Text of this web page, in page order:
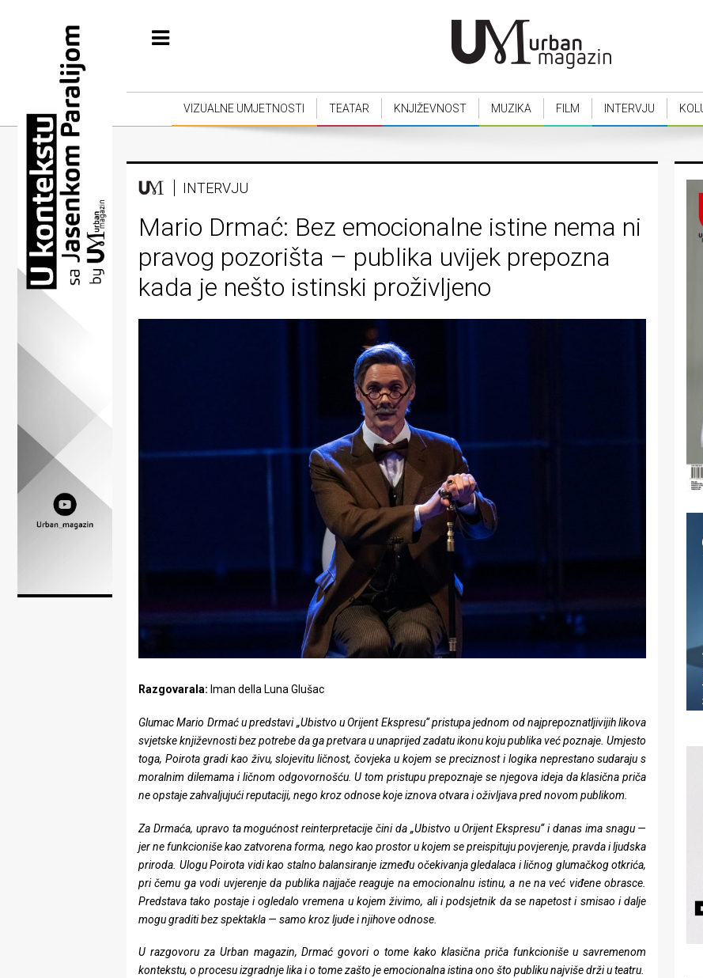
Vizualne
umjetnosti
Teatar
Književnost
Muzika
Film
Intervju
Kolumne
Lifestyle
Beauty
Zdravlje
stolom
u
VIZUALNE UMJETNOSTI TEATAR KNJIŽEVNOST MUZIKA FILM INTERVJU
INTERVJU
Mario Drmać: Bez emocionalne istine nema ni
pravog pozorišta – publika uvijek prepozna
kada je nešto istinski proživljeno
Razgovarala: Iman della Luna Glušac
GlumacMario Drmaću predstavi „Ubistvo u Orijent Ekspresu“ pristupa jednom od najprepoznatljivijih likova
svjetske književnosti bez potrebe da ga pretvara u unaprijed zadatu ikonu koju publika već poznaje. Umjesto
toga, Poirota gradi kao živu, slojevitu ličnost, čovjeka u kojem se preciznost i logika neprestano sudaraju s
moralnim dilemama i ličnom odgovornošću. U tom pristupu prepoznaje se njegova ideja da klasična priča
ne opstaje zahvaljujući reputaciji, nego kroz odnose koje iznova otvara i oživljava pred novom publikom.
Za Drmaća, upravo ta mogućnost reinterpretacije čini da „Ubistvo u Orijent Ekspresu“ i danas ima snagu —
jer ne funkcioniše kao zatvorena forma, nego kao prostor u kojem se preispituju povjerenje, pravda i ljudska
priroda. Ulogu Poirota vidi kao stalno balansiranje između očekivanja gledalaca i ličnog glumačkog otkrića,
pri čemu ga vodi uvjerenje da publika najjače reaguje na emocionalnu istinu, a ne na već viđene obrasce.
Predstava tako postaje i ogledalo vremena u kojem živimo, ali i podsjetnik da se napetost i smisao i dalje
mogu graditi bez spektakla — samo kroz ljude i njihove odnose.
U razgovoru za Urban magazin, Drmać govori o tome kako klasična priča funkcioniše u savremenom
kontekstu, o procesu izgradnje lika i o tome zašto je emocionalna istina ono što publiku najviše drži u teatru.